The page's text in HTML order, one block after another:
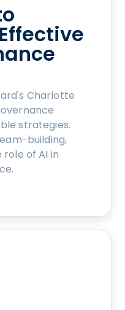
Charlotte
strategies.
building,
of AI in